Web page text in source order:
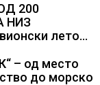
200
НИЗ
летови
– од место
до морско